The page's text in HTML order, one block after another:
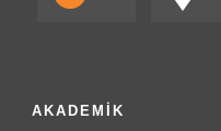
AKADEMİK